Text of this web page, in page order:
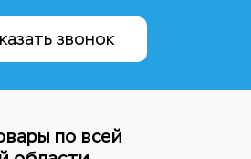
звонок
по всей